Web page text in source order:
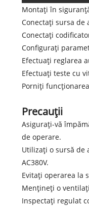
Montați în
Conectați sursa de
Conectați
Configurați
Efectuați reglarea
Efectuați teste cu
Porniți
Precauții
Asigurați-vă
de operare.
Utilizați o sursă
AC380V.
Evitați operarea la
Mențineți o
Inspectați regulat